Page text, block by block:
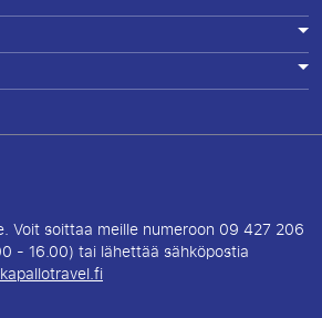
Voit soittaa meille numeroon 09 427 206
- 16.00) tai lähettää sähköpostia